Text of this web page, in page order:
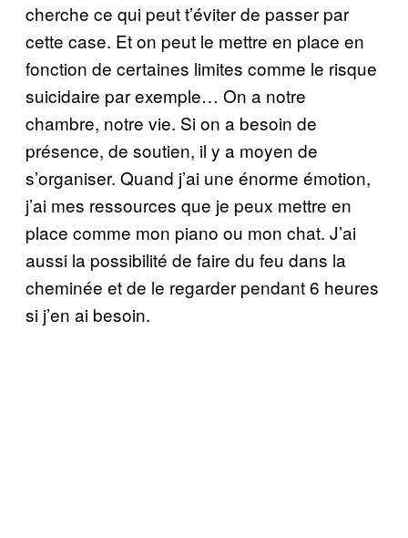
cherche ce qui peut t’éviter de passer par
cette case. Et on peut le mettre en place en
fonction de certaines limites comme le risque
suicidaire par exemple… On a notre
chambre, notre vie. Si on a besoin de
présence, de soutien, il y a moyen de
s’organiser. Quand j’ai une énorme émotion,
j’ai mes ressources que je peux mettre en
place comme mon piano ou mon chat. J’ai
aussi la possibilité de faire du feu dans la
cheminée et de le regarder pendant 6 heures
si j’en ai besoin.